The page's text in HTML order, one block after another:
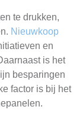
te drukken,
Nieuwkoop
en
is het
besparingen
factor is bij het